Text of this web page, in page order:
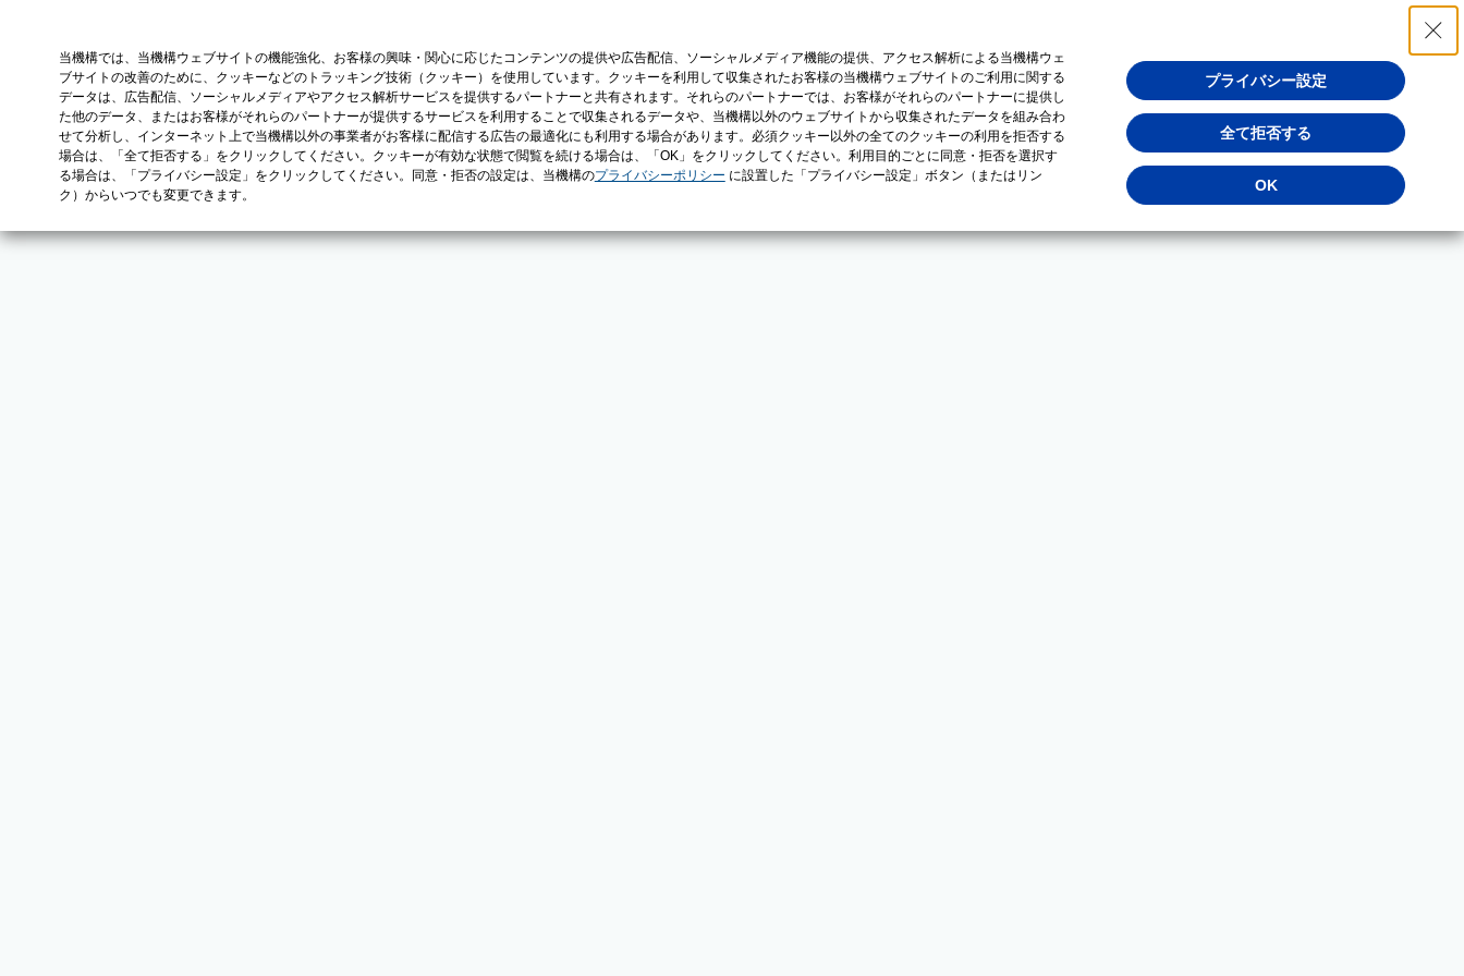
当機構では、当機構ウェブサイトの機能強化、お客様の興味・関心に応じたコンテンツの提供や広告配信、ソーシャルメディア機能の提供、アクセス解析による当機構ウェ
ブサイトの改善のために、クッキーなどのトラッキング技術（クッキー）を使用しています。クッキーを利用して収集されたお客様の当機構ウェブサイトのご利用に関する
データは、広告配信、ソーシャルメディアやアクセス解析サービスを提供するパートナーと共有されます。それらのパートナーでは、お客様がそれらのパートナーに提供し
た他のデータ、またはお客様がそれらのパートナーが提供するサービスを利用することで収集されるデータや、当機構以外のウェブサイトから収集されたデータを組み合わ
せて分析し、インターネット上で当機構以外の事業者がお客様に配信する広告の最適化にも利用する場合があります。必須クッキー以外の全てのクッキーの利用を拒否する
場合は、「全て拒否する」をクリックしてください。クッキーが有効な状態で閲覧を続ける場合は、「OK」をクリックしてください。利用目的ごとに同意・拒否を選択す
る場合は、「プライバシー設定」をクリックしてください。同意・拒否の設定は、当機構のプライバシーポリシー に設置した「プライバシー設定」ボタン（またはリン
ク）からいつでも変更できます。
プライバシー設定
全て拒否する
OK